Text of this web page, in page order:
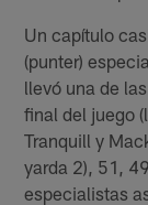
Un capítulo
(punter)
llevó una de
final del juego
Tranquill y
yarda 2), 51,
especialistas